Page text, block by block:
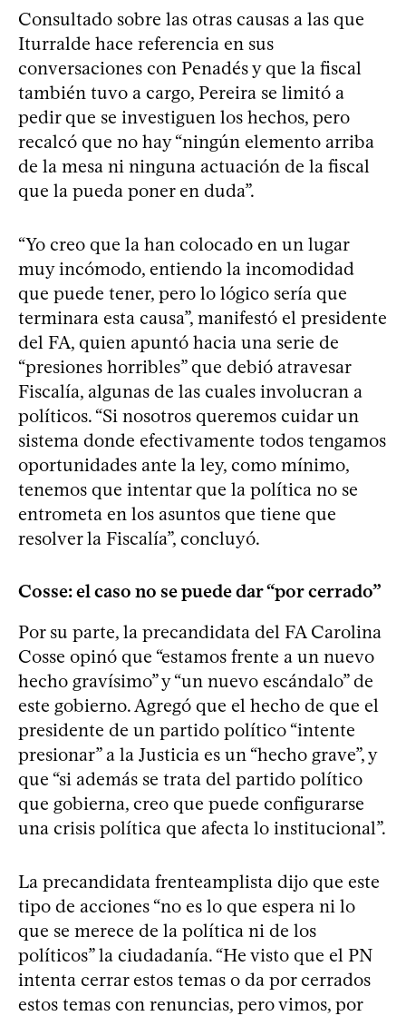
Consultado sobre las otras causas a las que
Iturralde hace referencia en sus
conversaciones con Penadés y que la fiscal
también tuvo a cargo, Pereira se limitó a
pedir que se investiguen los hechos, pero
recalcó que no hay “ningún elemento arriba
de la mesa ni ninguna actuación de la fiscal
que la pueda poner en duda”.
“Yo creo que la han colocado en un lugar
muy incómodo, entiendo la incomodidad
que puede tener, pero lo lógico sería que
terminara esta causa”, manifestó el presidente
del FA, quien apuntó hacia una serie de
“presiones horribles” que debió atravesar
Fiscalía, algunas de las cuales involucran a
políticos. “Si nosotros queremos cuidar un
sistema donde efectivamente todos tengamos
oportunidades ante la ley, como mínimo,
tenemos que intentar que la política no se
entrometa en los asuntos que tiene que
resolver la Fiscalía”, concluyó.
Cosse: el caso no se puede dar “por cerrado”
Por su parte, la precandidata del FA Carolina
Cosse opinó que “estamos frente a un nuevo
hecho gravísimo” y “un nuevo escándalo” de
este gobierno. Agregó que el hecho de que el
presidente de un partido político “intente
presionar” a la Justicia es un “hecho grave”, y
que “si además se trata del partido político
que gobierna, creo que puede configurarse
una crisis política que afecta lo institucional”.
La precandidata frenteamplista dijo que este
tipo de acciones “no es lo que espera ni lo
que se merece de la política ni de los
políticos” la ciudadanía. “He visto que el PN
intenta cerrar estos temas o da por cerrados
estos temas con renuncias, pero vimos, por